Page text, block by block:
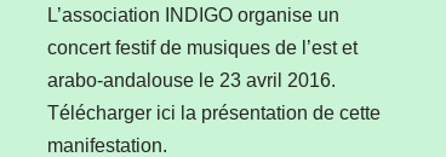
L’association INDIGO organise un
concert festif de musiques de l’est et
arabo-andalouse le 23 avril 2016.
Télécharger ici la présentation de cette
manifestation.